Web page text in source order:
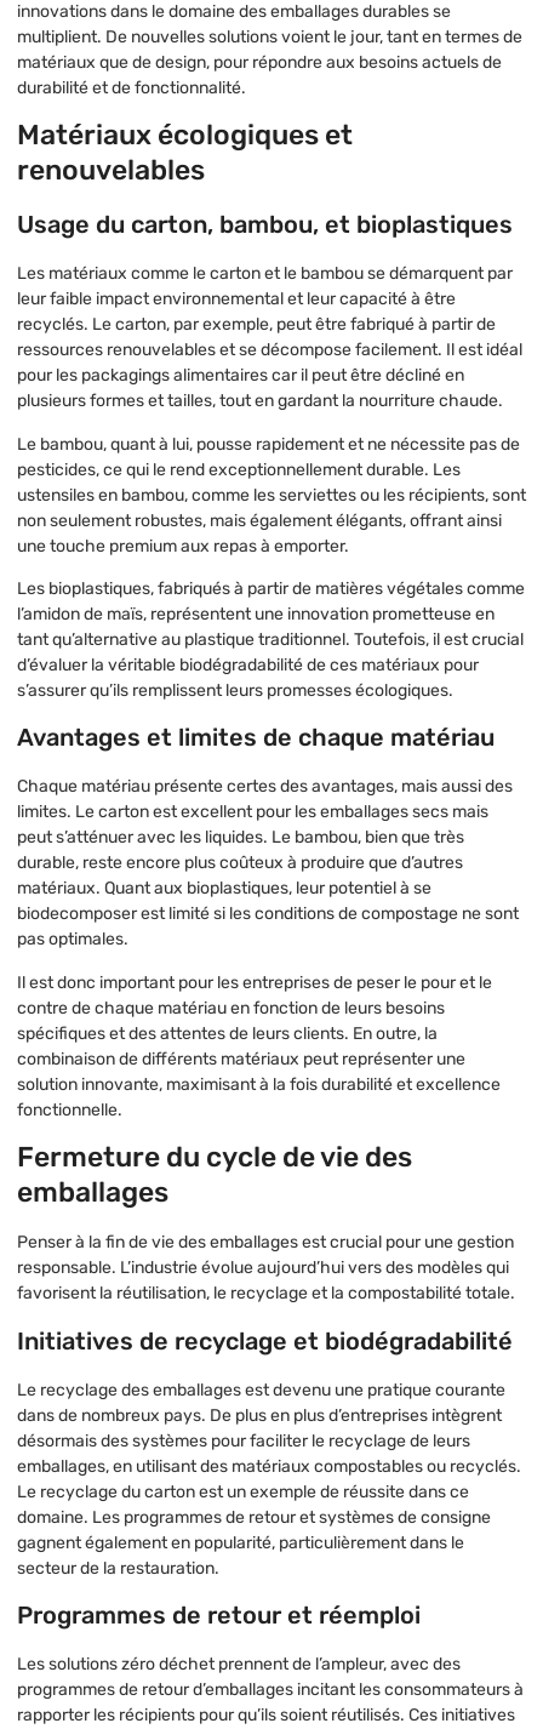
innovations dans le domaine des emballages durables se
multiplient. De nouvelles solutions voient le jour, tant en termes de
matériaux que de design, pour répondre aux besoins actuels de
durabilité et de fonctionnalité.
Matériaux écologiques et
renouvelables
Usage du carton, bambou, et bioplastiques
Les matériaux comme le carton et le bambou se démarquent par
leur faible impact environnemental et leur capacité à être
recyclés. Le carton, par exemple, peut être fabriqué à partir de
ressources renouvelables et se décompose facilement. Il est idéal
pour les packagings alimentaires car il peut être décliné en
plusieurs formes et tailles, tout en gardant la nourriture chaude.
Le bambou, quant à lui, pousse rapidement et ne nécessite pas de
pesticides, ce qui le rend exceptionnellement durable. Les
ustensiles en bambou, comme les serviettes ou les récipients, sont
non seulement robustes, mais également élégants, offrant ainsi
une touche premium aux repas à emporter.
Les bioplastiques, fabriqués à partir de matières végétales comme
l’amidon de maïs, représentent une innovation prometteuse en
tant qu’alternative au plastique traditionnel. Toutefois, il est crucial
d’évaluer la véritable biodégradabilité de ces matériaux pour
s’assurer qu’ils remplissent leurs promesses écologiques.
Avantages et limites de chaque matériau
Chaque matériau présente certes des avantages, mais aussi des
limites. Le carton est excellent pour les emballages secs mais
peut s’atténuer avec les liquides. Le bambou, bien que très
durable, reste encore plus coûteux à produire que d’autres
matériaux. Quant aux bioplastiques, leur potentiel à se
biodecomposer est limité si les conditions de compostage ne sont
pas optimales.
Il est donc important pour les entreprises de peser le pour et le
contre de chaque matériau en fonction de leurs besoins
spécifiques et des attentes de leurs clients. En outre, la
combinaison de différents matériaux peut représenter une
solution innovante, maximisant à la fois durabilité et excellence
fonctionnelle.
Fermeture du cycle de vie des
emballages
Penser à la fin de vie des emballages est crucial pour une gestion
responsable. L’industrie évolue aujourd’hui vers des modèles qui
favorisent la réutilisation, le recyclage et la compostabilité totale.
Initiatives de recyclage et biodégradabilité
Le recyclage des emballages est devenu une pratique courante
dans de nombreux pays. De plus en plus d’entreprises intègrent
désormais des systèmes pour faciliter le recyclage de leurs
emballages, en utilisant des matériaux compostables ou recyclés.
Le recyclage du carton est un exemple de réussite dans ce
domaine. Les programmes de retour et systèmes de consigne
gagnent également en popularité, particulièrement dans le
secteur de la restauration.
Programmes de retour et réemploi
Les solutions zéro déchet prennent de l’ampleur, avec des
programmes de retour d’emballages incitant les consommateurs à
rapporter les récipients pour qu’ils soient réutilisés. Ces initiatives